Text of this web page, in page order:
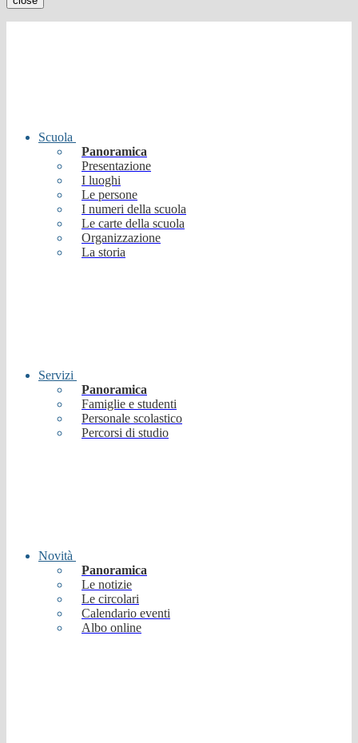
Scuola
Panoramica
Presentazione
I luoghi
Le persone
I numeri della scuola
Le carte della scuola
Organizzazione
La storia
Servizi
Panoramica
Famiglie e studenti
Personale scolastico
Percorsi di studio
Novità
Panoramica
Le notizie
Le circolari
Calendario eventi
Albo online